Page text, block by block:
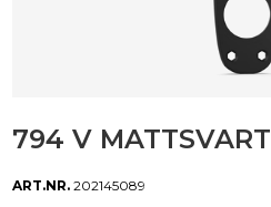
794 V MATTSVART
ART.NR. 202145089